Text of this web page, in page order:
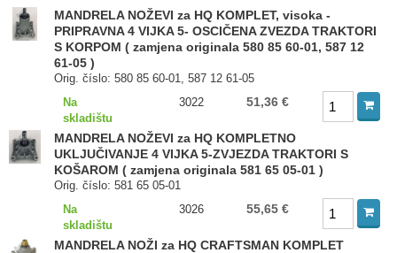
MANDRELA NOŽEVI za HQ KOMPLET, visoka -
PRIPRAVNA 4 VIJKA 5- OSCIČENA ZVEZDA TRAKTORI
S KORPOM ( zamjena originala 580 85 60-01, 587 12
61-05 )
Orig. číslo: 580 85 60-01, 587 12 61-05
Na
skladištu
3022 51,36 €
MANDRELA NOŽEVI za HQ KOMPLETNO
UKLJUČIVANJE 4 VIJKA 5-ZVJEZDA TRAKTORI S
KOŠAROM ( zamjena originala 581 65 05-01 )
Orig. číslo: 581 65 05-01
Na
skladištu
3026 55,65 €
MANDRELA NOŽI za HQ CRAFTSMAN KOMPLET